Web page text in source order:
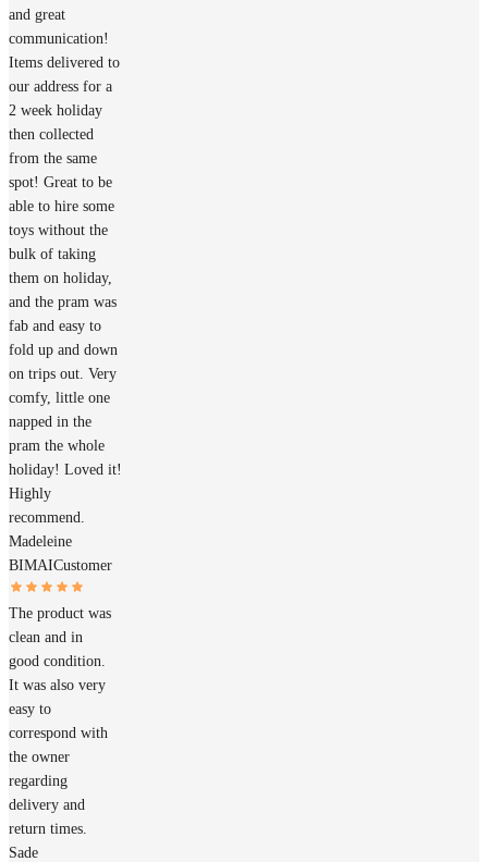
and great
communication!
Items delivered to
our address for a
2 week holiday
then collected
from the same
spot! Great to be
able to hire some
toys without the
bulk of taking
them on holiday,
and the pram was
fab and easy to
fold up and down
on trips out. Very
comfy, little one
napped in the
pram the whole
holiday! Loved it!
Highly
recommend.
Madeleine
BIMAICustomer
The product was
clean and in
good condition.
It was also very
easy to
correspond with
the owner
regarding
delivery and
return times.
Sade